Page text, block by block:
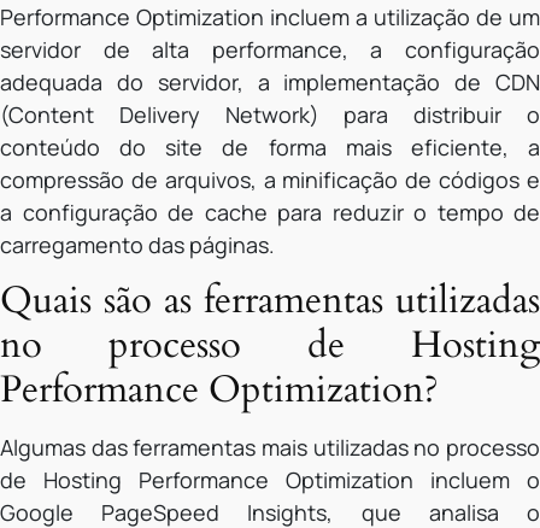
Performance Optimization incluem a utilização de um
servidor de alta performance, a configuração
adequada do servidor, a implementação de CDN
(Content Delivery Network) para distribuir o
conteúdo do site de forma mais eficiente, a
compressão de arquivos, a minificação de códigos e
a configuração de cache para reduzir o tempo de
carregamento das páginas.
Quais são as ferramentas utilizadas
no processo de Hosting
Performance Optimization?
Algumas das ferramentas mais utilizadas no processo
de Hosting Performance Optimization incluem o
Google PageSpeed Insights, que analisa o